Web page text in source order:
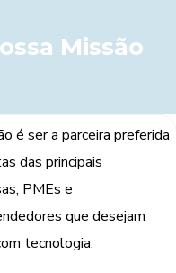
Missão
é ser a parceira preferida
das principais
PMEs e
que desejam
tecnologia.